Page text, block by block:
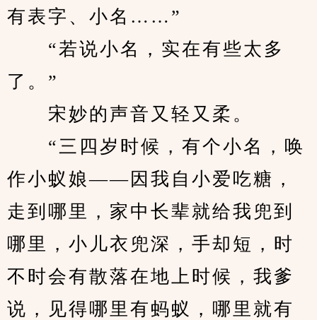
有表字、小名……”
“若说小名，实在有些太多
了。”
宋妙的声音又轻又柔。
“三四岁时候，有个小名，唤
作小蚁娘——因我自小爱吃糖，
走到哪里，家中长辈就给我兜到
哪里，小儿衣兜深，手却短，时
不时会有散落在地上时候，我爹
说，见得哪里有蚂蚁，哪里就有